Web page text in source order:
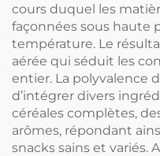
cours duquel les
façonnées sous haute
température. Le
aérée qui séduit les
entier. La polyvalence
d’intégrer divers
céréales complètes,
arômes, répondant
snacks sains et variés.